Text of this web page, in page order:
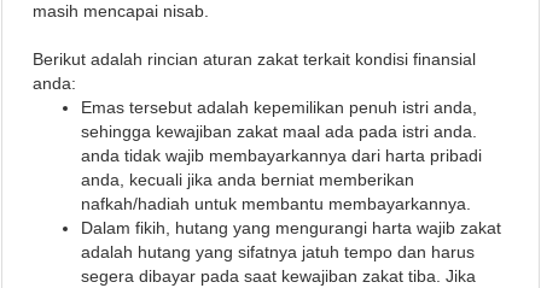
masih mencapai nisab
Berikut adalah rincian aturan zakat terkait kondisi finansial
anda:
Emas tersebut adalah kepemilikan penuh istri anda,
sehingga kewajiban zakat maal ada pada istri anda.
anda tidak wajib membayarkannya dari harta pribadi
anda, kecuali jika anda berniat memberikan
nafkah/hadiah untuk membantu membayarkannya.
Dalam fikih, hutang yang mengurangi harta wajib zakat
adalah hutang yang sifatnya jatuh tempo dan harus
segera dibayar pada saat kewajiban zakat tiba. Jika